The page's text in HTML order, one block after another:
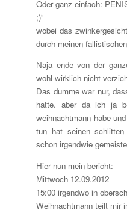
Oder ganz einfach:
;)“
wobei das
durch meinen
Naja ende von der
wohl wirklich nicht
Das dumme war nur,
hatte. aber da ich ja
weihnachtmann habe
tun hat seinen
schon irgendwie
Hier nun mein bericht:
Mittwoch 12.09.2012
15:00 irgendwo in
Weihnachtmann teilt mir